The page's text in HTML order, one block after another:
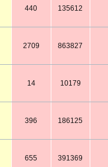
440 135612
2709 863827
14 10179
396 186125
655 391369